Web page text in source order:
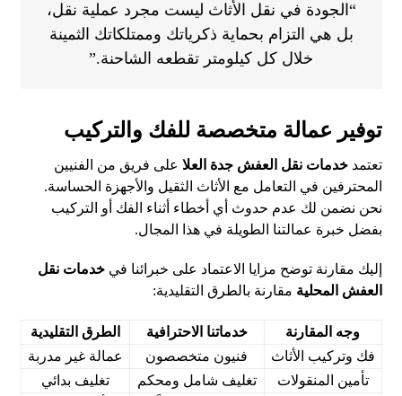
“الجودة في نقل الأثاث ليست مجرد عملية نقل،
بل هي التزام بحماية ذكرياتك وممتلكاتك الثمينة
خلال كل كيلومتر تقطعه الشاحنة.”
توفير عمالة متخصصة للفك والتركيب
تعتمدخدمات نقل العفش جدة العلا على فريق من الفنيين
المحترفين في التعامل مع الأثاث الثقيل والأجهزة الحساسة.
نحن نضمن لك عدم حدوث أي أخطاء أثناء الفك أو التركيب
بفضل خبرة عمالتنا الطويلة في هذا المجال.
إليك مقارنة توضح مزايا الاعتماد على خبرائنا فيخدمات نقل
العفش المحلية مقارنة بالطرق التقليدية:
وجه المقارنة خدماتنا الاحترافية
الطرق التقليدية
فك وتركيب الأثاث
فنيون متخصصون
عمالة غير مدربة
تأمين المنقولات
تغليف شامل ومحكم
تغليف بدائي